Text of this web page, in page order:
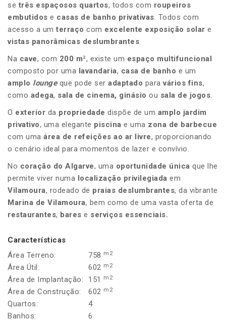
se três espaçosos quartos, todos com roupeiros
embutidos e casas de banho privativas. Todos com
acesso a um terraço com excelente exposição solar e
vistas panorâmicas deslumbrantes.
Na cave, com 200 m², existe um espaço multifuncional
composto por uma lavandaria, casa de banho e um
amplo lounge que pode ser adaptado paravários fins,
como adega, sala de cinema, ginásio ou sala de jogos.
O exterior da propriedade dispõe de um amplo jardim
privativo, uma elegante piscina e uma zona de barbecue
com uma área de refeições ao ar livre, proporcionando
o cenário ideal para momentos de lazer e convívio.
No coração do Algarve, uma oportunidade única que lhe
permite viver numa localização privilegiada em
Vilamoura, rodeado de praias deslumbrantes, da vibrante
Marina de Vilamoura, bem como de uma vasta oferta de
restaurantes, bares e serviços essenciais.
Características
Área Terreno:
758 m2
Área Útil: 602 m2
Área de Implantação: 151 m2
Área de Construção: 602 m2
Quartos:
4
Banhos:
6